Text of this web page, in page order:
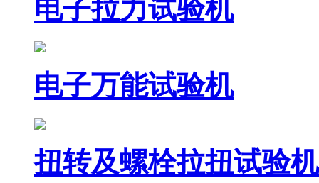
电子拉力试验机
电子万能试验机
扭转及螺栓拉扭试验机